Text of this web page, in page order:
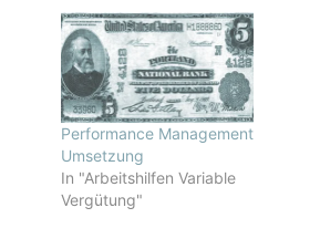
Performance Management
Umsetzung
In "Arbeitshilfen Variable
Vergütung"